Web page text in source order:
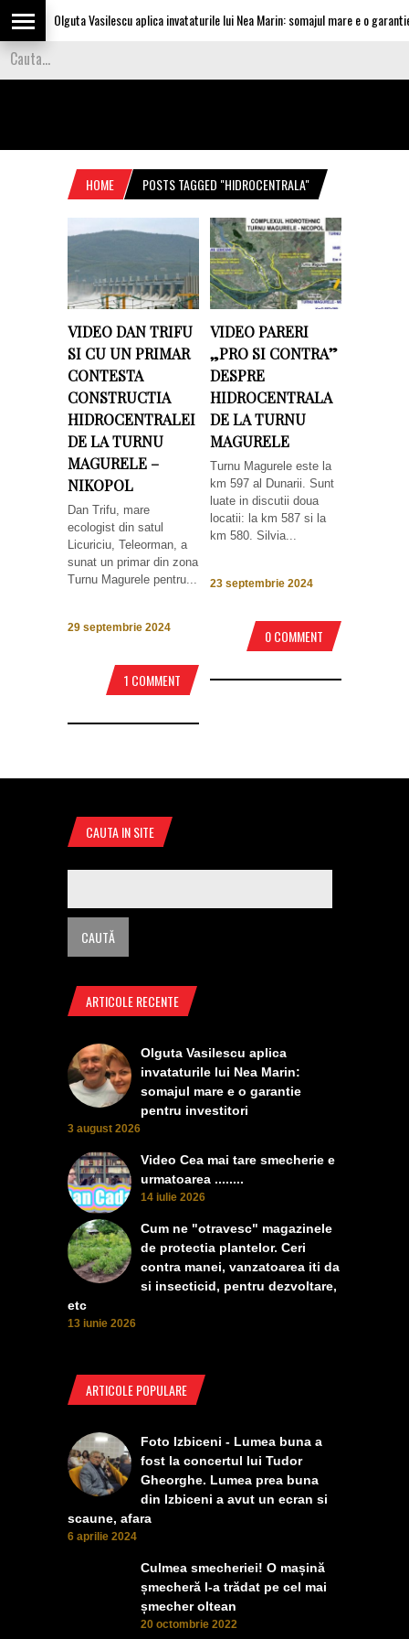
Olguta Vasilescu aplica invataturile lui Nea Marin: somajul mare e o
HOME POSTS TAGGED "HIDROCENTRALA"
VIDEO DAN TRIFU
SI CU UN PRIMAR
CONTESTA
CONSTRUCTIA
HIDROCENTRALEI
DE LA TURNU
MAGURELE –
NIKOPOL
Dan Trifu, mare
ecologist din satul
Licuriciu, Teleorman, a
sunat un primar din zona
Turnu Magurele pentru...
29 septembrie 2024
1 COMMENT
VIDEO PARERI
„PRO SI CONTRA”
DESPRE
HIDROCENTRALA
DE LA TURNU
MAGURELE
Turnu Magurele este la
km 597 al Dunarii. Sunt
luate in discutii doua
locatii: la km 587 si la
km 580. Silvia...
23 septembrie 2024
0 COMMENT
CAUTA IN SITE
ARTICOLE RECENTE
Olguta Vasilescu aplica
invataturile lui Nea Marin:
somajul mare e o garantie
pentru investitori
3 august 2026
Video Cea mai tare smecherie e
urmatoarea ........
14 iulie 2026
Cum ne "otravesc" magazinele
de protectia plantelor. Ceri
contra manei, vanzatoarea iti da
si insecticid, pentru dezvoltare,
etc
13 iunie 2026
ARTICOLE POPULARE
Foto Izbiceni - Lumea buna a
fost la concertul lui Tudor
Gheorghe. Lumea prea buna
din Izbiceni a avut un ecran si
scaune, afara
6 aprilie 2024
Culmea smecheriei! O mașină
șmecheră l-a trădat pe cel mai
șmecher oltean
20 octombrie 2022